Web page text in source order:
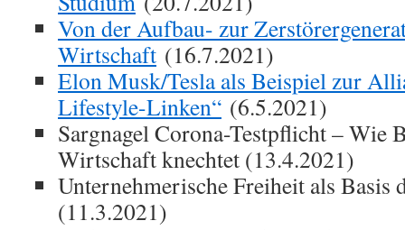
Von der Aufbau- zur
Wirtschaft (16.7.2021)
Elon Musk/Tesla als Beispiel zur
Lifestyle-Linken“ (6.5.2021)
Sargnagel Corona-Testpflicht – Wie
Wirtschaft knechtet (13.4.2021)
Unternehmerische Freiheit als Basis
(11.3.2021)